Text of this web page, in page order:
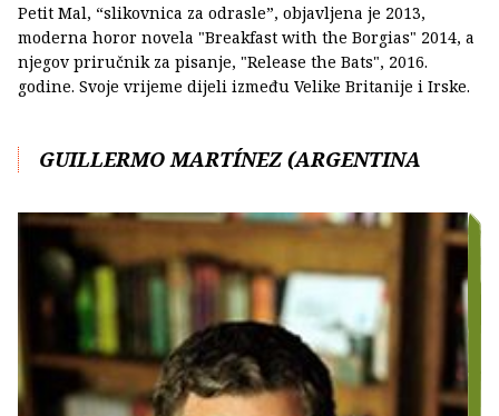
Petit Mal, “slikovnica za odrasle”, objavljena je 2013,
moderna horor novela "Breakfast with the Borgias" 2014, a
njegov priručnik za pisanje, "Release the Bats", 2016.
godine. Svoje vrijeme dijeli između Velike Britanije i Irske.
GUILLERMO MARTÍNEZ (ARGENTINA